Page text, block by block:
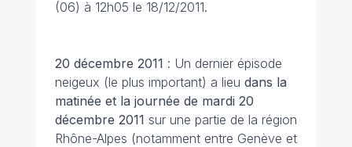
(06) à 12h05 le 18/12/2011.
20 décembre 2011 : Un dernier épisode
neigeux (le plus important) a lieu dans la
matinée et la journée de mardi 20
décembre 2011 sur une partie de la région
Rhône-Alpes (notamment entre Genève et